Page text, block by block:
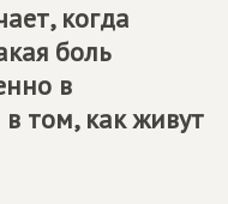
когда
боль
в
том, как живут